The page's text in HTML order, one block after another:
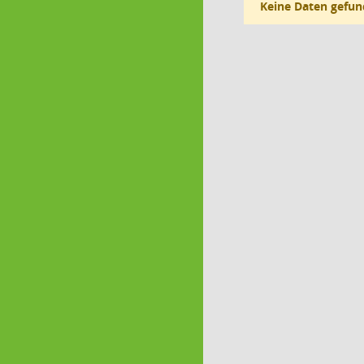
Keine Daten